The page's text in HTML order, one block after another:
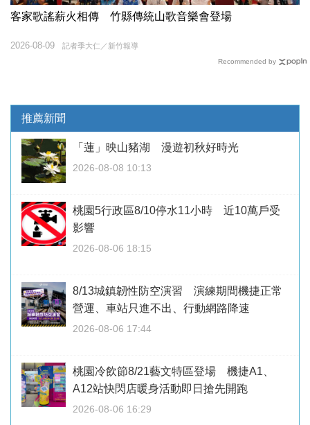
客家歌謠薪火相傳 竹縣傳統山歌音樂會登場
記者季大仁／新竹報導
2026-08-09
Recommended by
推薦新聞
「蓮」映山豬湖 漫遊初秋好時光
2026-08-08 10:13
桃園5行政區8/10停水11小時 近10萬戶受
影響
2026-08-06 18:15
8/13城鎮韌性防空演習 演練期間機捷正常
營運、車站只進不出、行動網路降速
2026-08-06 17:44
桃園冷飲節8/21藝文特區登場 機捷A1、
A12站快閃店暖身活動即日搶先開跑
2026-08-06 16:29